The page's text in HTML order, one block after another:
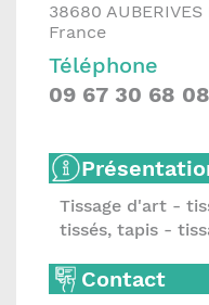
38680 AUBERIVES
France
Téléphone
09 67 30 68 08
Tissage d'art -
tissés, tapis -
Contact